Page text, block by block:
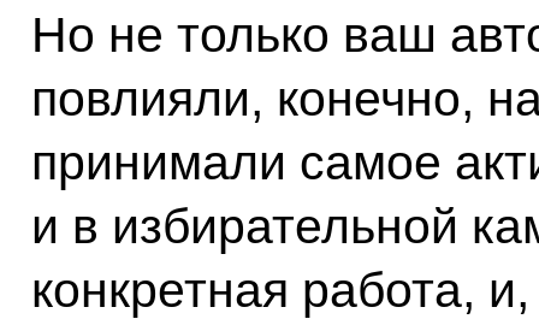
Но не только ваш
повлияли, конечно,
принимали самое
и в избирательной
конкретная работа,